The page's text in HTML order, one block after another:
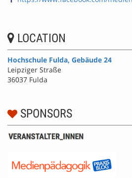
LOCATION
Hochschule Fulda, Gebäude 24
Leipziger Straße
36037 Fulda
SPONSORS